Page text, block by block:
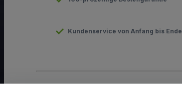
Kundenservice von Anfang bis Ende